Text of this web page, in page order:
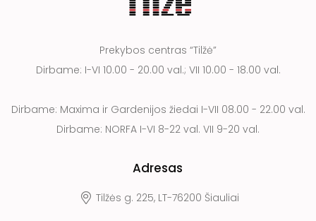
Prekybos centras “Tilžė”
Dirbame: I-VI 10.00 - 20.00 val.; VII 10.00 - 18.00 val.
Dirbame: Maxima ir Gardenijos žiedai I-VII 08.00 - 22.00 val.
Dirbame: NORFA I-VI 8-22 val. VII 9-20 val.
Adresas
Tilžės g. 225, LT-76200 Šiauliai